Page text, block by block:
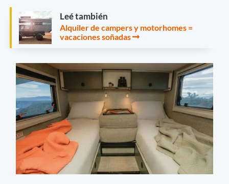
Leé también
Alquiler de campers y motorhomes =
vacaciones soñadas